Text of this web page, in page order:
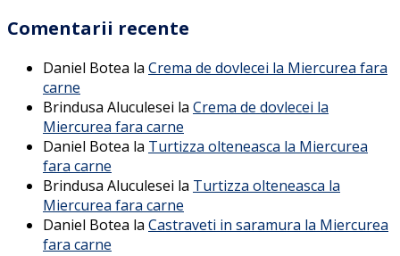
Comentarii recente
Daniel Botea la Crema de dovlecei la Miercurea fara
carne
Brindusa Aluculesei la Crema de dovlecei la
Miercurea fara carne
Daniel Botea la Turtizza olteneasca la Miercurea
fara carne
Brindusa Aluculesei la Turtizza olteneasca la
Miercurea fara carne
Daniel Botea la Castraveti in saramura la Miercurea
fara carne